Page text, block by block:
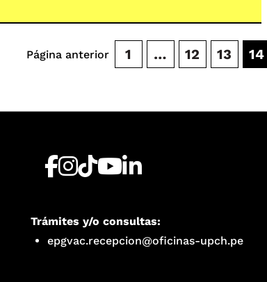
Página anterior 1 … 12 13 14
Trámites y/o consultas:
epgvac.recepcion@oficinas-upch.pe